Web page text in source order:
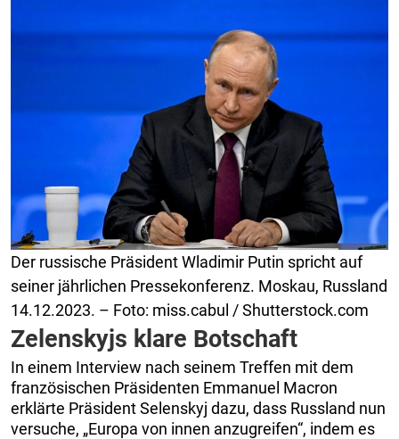
Der russische Präsident Wladimir Putin spricht auf
seiner jährlichen Pressekonferenz. Moskau, Russland
14.12.2023. – Foto: miss.cabul / Shutterstock.com
Zelenskyjs klare Botschaft
In einem Interview nach seinem Treffen mit dem
französischen Präsidenten Emmanuel Macron
erklärte Präsident Selenskyj dazu, dass Russland nun
versuche, „Europa von innen anzugreifen“, indem es